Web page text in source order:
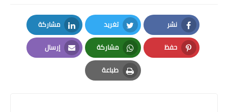
نشر
Facebook
تغريد
Twitter
مشاركة
LinkedIn
حفظ
Pinterest
مشاركة
Whatsapp
إرسال
Email
طباعة
Print